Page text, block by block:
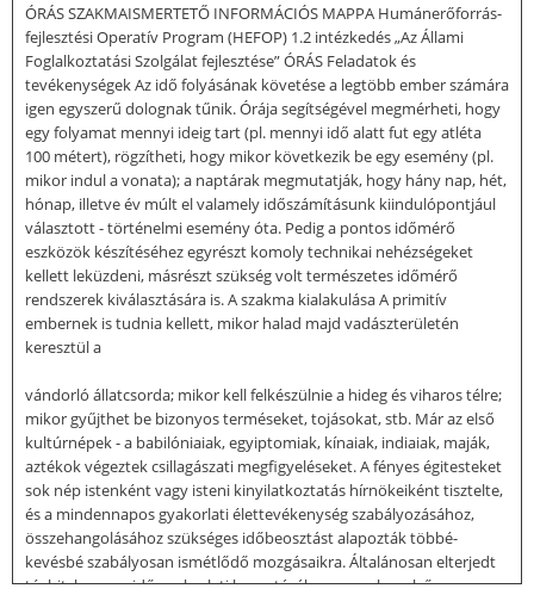
ÓRÁS SZAKMAISMERTETŐ INFORMÁCIÓS MAPPA Humánerőforrás-
fejlesztési Operatív Program (HEFOP) 1.2 intézkedés „Az Állami
Foglalkoztatási Szolgálat fejlesztése” ÓRÁS Feladatok és
tevékenységek Az idő folyásának követése a legtöbb ember számára
igen egyszerű dolognak tűnik. Órája segítségével megmérheti, hogy
egy folyamat mennyi ideig tart (pl. mennyi idő alatt fut egy atléta
100 métert), rögzítheti, hogy mikor következik be egy esemény (pl.
mikor indul a vonata); a naptárak megmutatják, hogy hány nap, hét,
hónap, illetve év múlt el valamely időszámításunk kiindulópontjául
választott - történelmi esemény óta. Pedig a pontos időmérő
eszközök készítéséhez egyrészt komoly technikai nehézségeket
kellett leküzdeni, másrészt szükség volt természetes időmérő
rendszerek kiválasztására is. A szakma kialakulása A primitív
embernek is tudnia kellett, mikor halad majd vadászterületén
keresztül a
vándorló állatcsorda; mikor kell felkészülnie a hideg és viharos télre;
mikor gyűjthet be bizonyos terméseket, tojásokat, stb. Már az első
kultúrnépek - a babilóniaiak, egyiptomiak, kínaiak, indiaiak, maják,
aztékok végeztek csillagászati megfigyeléseket. A fényes égitesteket
sok nép istenként vagy isteni kinyilatkoztatás hírnökeiként tisztelte,
és a mindennapos gyakorlati élettevékenység szabályozásához,
összehangolásához szükséges időbeosztást alapozták többé-
kevésbé szabályosan ismétlődő mozgásaikra. Általánosan elterjedt
tévhit, hogy az idő gyakorlati beosztásában az ember első